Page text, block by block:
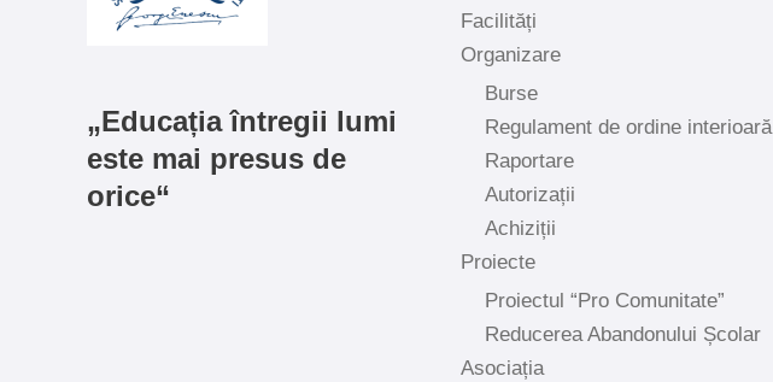
„Educația întregii lumi
este mai presus de
orice“
Facilități
Organizare
Burse
Regulament de ordine interioară
Raportare
Autorizații
Achiziții
Proiecte
Proiectul “Pro Comunitate”
Reducerea Abandonului Școlar
Asociația